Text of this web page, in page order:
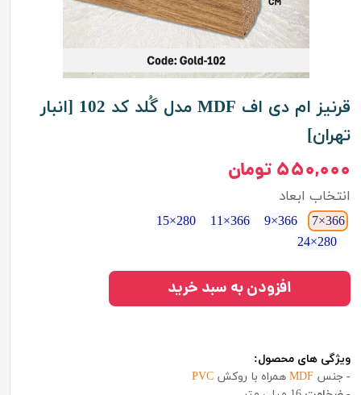
قرنیز ام دی اف MDF مدل گُلد کد 102 [انبار
تهران]
۵۵۰,۰۰۰ تومان
ویژگی های محصول:
- جنس MDF همراه با روکش PVC
انتخاب ابعاد
366×7
366×9
366×11
280×15
280×24
افزودن به سبد خرید